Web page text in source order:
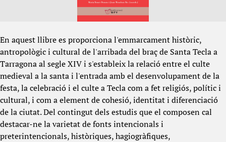
En aquest llibre es proporciona l'emmarcament històric,
antropològic i cultural de l'arribada del braç de Santa Tecla a
Tarragona al segle XIV i s'estableix la relació entre el culte
medieval a la santa i l'entrada amb el desenvolupament de la
festa, la celebració i el culte a Tecla com a fet religiós, polític i
cultural, i com a element de cohesió, identitat i diferenciació
de la ciutat. Del contingut dels estudis que el composen cal
destacar-ne la varietat de fonts intencionals i
preterintencionals, històriques, hagiogràfiques,